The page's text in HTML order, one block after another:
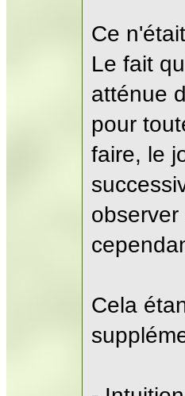
Ce
Le fait
atténue
pour
faire, le
Cela